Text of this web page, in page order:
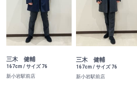
三木 健輔
167cm / サイズ 76
新小岩駅前店
三木 健輔
167cm / サイズ 76
新小岩駅前店